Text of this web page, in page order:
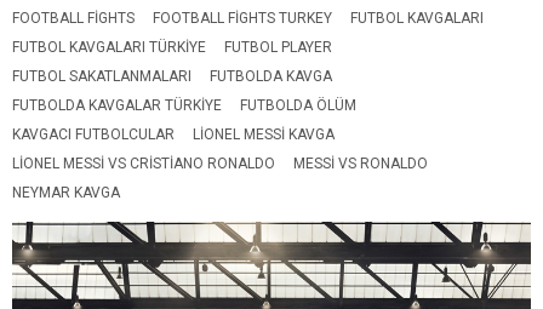
FOOTBALL FIGHTS
FOOTBALL FIGHTS TURKEY
FUTBOL KAVGALARI
FUTBOL KAVGALARI TÜRKIYE
FUTBOL PLAYER
FUTBOL SAKATLANMALARI
FUTBOLDA KAVGA
FUTBOLDA KAVGALAR TÜRKIYE
FUTBOLDA ÖLÜM
KAVGACI FUTBOLCULAR
LIONEL MESSI KAVGA
LIONEL MESSI VS CRISTIANO RONALDO
MESSI VS RONALDO
NEYMAR KAVGA